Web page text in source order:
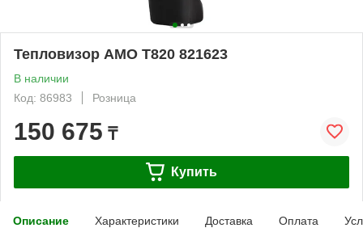
Тепловизор AMO T820 821623
В наличии
Код: 86983
Розница
150 675 ₸
Купить
Описание Характеристики Доставка Оплата